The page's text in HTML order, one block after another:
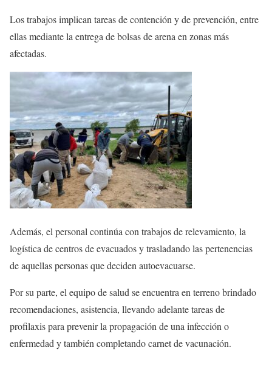
Los trabajos implican tareas de contención y de prevención, entre
ellas mediante la entrega de bolsas de arena en zonas más
afectadas.
Además, el personal continúa con trabajos de relevamiento, la
logística de centros de evacuados y trasladando las pertenencias
de aquellas personas que deciden autoevacuarse.
Por su parte, el equipo de salud se encuentra en terreno brindado
recomendaciones, asistencia, llevando adelante tareas de
profilaxis para prevenir la propagación de una infección o
enfermedad y también completando carnet de vacunación.